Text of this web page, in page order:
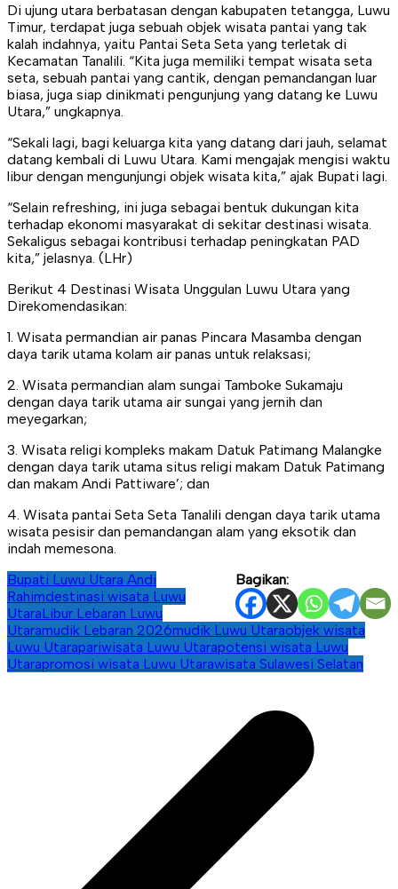
Di ujung utara berbatasan dengan kabupaten tetangga, Luwu
Timur, terdapat juga sebuah objek wisata pantai yang tak
kalah indahnya, yaitu Pantai Seta Seta yang terletak di
Kecamatan Tanalili. “Kita juga memiliki tempat wisata seta
seta, sebuah pantai yang cantik, dengan pemandangan luar
biasa, juga siap dinikmati pengunjung yang datang ke Luwu
Utara,” ungkapnya.
“Sekali lagi, bagi keluarga kita yang datang dari jauh, selamat
datang kembali di Luwu Utara. Kami mengajak mengisi waktu
libur dengan mengunjungi objek wisata kita,” ajak Bupati lagi.
“Selain refreshing, ini juga sebagai bentuk dukungan kita
terhadap ekonomi masyarakat di sekitar destinasi wisata.
Sekaligus sebagai kontribusi terhadap peningkatan PAD
kita,” jelasnya. (LHr)
Berikut 4 Destinasi Wisata Unggulan Luwu Utara yang
Direkomendasikan:
1. Wisata permandian air panas Pincara Masamba dengan
daya tarik utama kolam air panas untuk relaksasi;
2. Wisata permandian alam sungai Tamboke Sukamaju
dengan daya tarik utama air sungai yang jernih dan
meyegarkan;
3. Wisata religi kompleks makam Datuk Patimang Malangke
dengan daya tarik utama situs religi makam Datuk Patimang
dan makam Andi Pattiware’; dan
4. Wisata pantai Seta Seta Tanalili dengan daya tarik utama
wisata pesisir dan pemandangan alam yang eksotik dan
indah memesona.
Bagikan:
Bupati Luwu Utara Andi
Rahimdestinasi wisata Luwu
UtaraLibur Lebaran Luwu
Utaramudik Lebaran 2026mudik Luwu Utaraobjek wisata
Luwu Utarapariwisata Luwu Utarapotensi wisata Luwu
Utarapromosi wisata Luwu Utarawisata Sulawesi Selatan